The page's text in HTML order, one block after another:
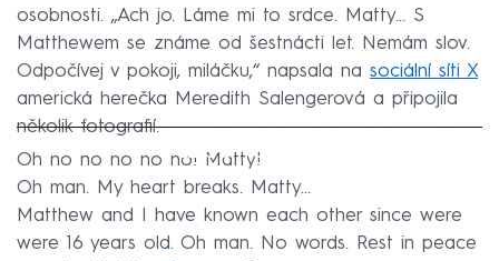
osobnosti. „Ach jo. Láme mi to srdce. Matty... S
Matthewem se známe od šestnácti let. Nemám slov.
Odpočívej v pokoji, miláčku,“ napsala na sociální síti X
americká herečka Meredith Salengerová a připojila
několik fotografií.
Failed to fetch
Oh no no no no no! Matty!
Oh man. My heart breaks. Matty...
Matthew and I have known each other since were
were 16 years old. Oh man. No words. Rest in peace